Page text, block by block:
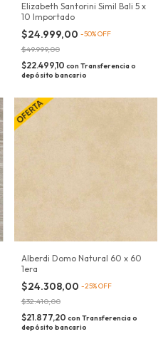
Elizabeth Santorini Simil Bali 5 x
10 Importado
$24.999,00 -50%OFF
$49.999,00
$22.499,10 con Transferencia o
depósito bancario
Alberdi Domo Natural 60 x 60
1era
$24.308,00 -25%OFF
$32.410,00
$21.877,20 con Transferencia o
depósito bancario